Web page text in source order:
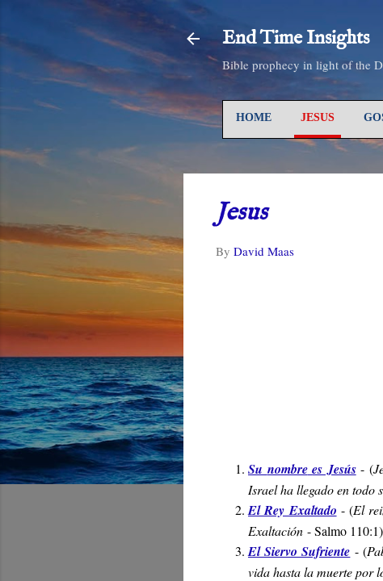
End Time Insights
Bible prophecy in light of the
HOME JESUS
Jesus
By David Maas
Su nombre es Jesús- (
Israel ha llegado en todo
El Rey Exaltado - (El
Exaltación - Salmo 110:1
El Siervo Sufriente - (
vida hasta la muerte por